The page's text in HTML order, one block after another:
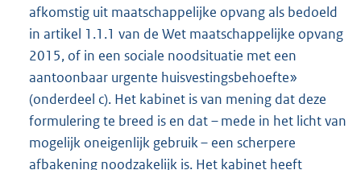
afkomstig uit maatschappelijke opvang als bedoeld
in artikel 1.1.1 van de Wet maatschappelijke opvang
2015, of in een sociale noodsituatie met een
aantoonbaar urgente huisvestingsbehoefte»
(onderdeel c). Het kabinet is van mening dat deze
formulering te breed is en dat – mede in het licht van
mogelijk oneigenlijk gebruik – een scherpere
afbakening noodzakelijk is. Het kabinet heeft